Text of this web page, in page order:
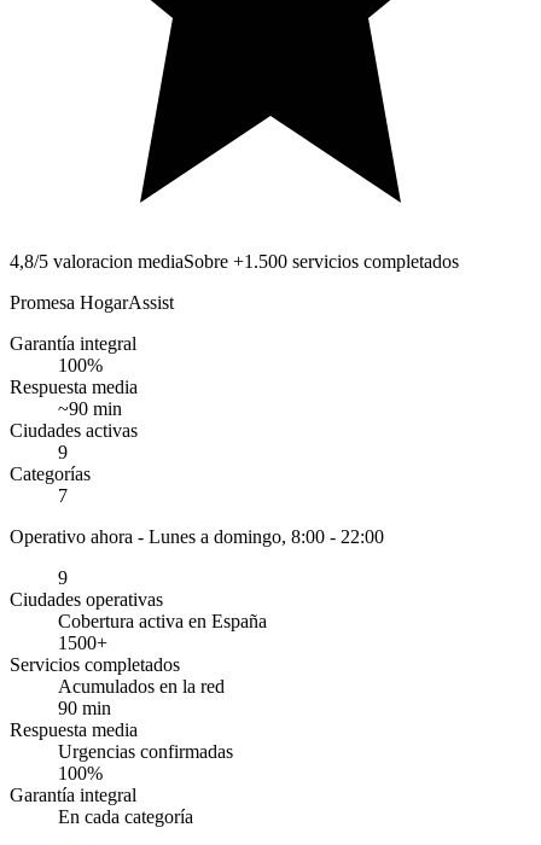
4,8/5 valoracion mediaSobre +1.500 servicios completados
Promesa HogarAssist
Garantía integral
100%
Respuesta media
~90 min
Ciudades activas
9
Categorías
7
Operativo ahora - Lunes a domingo, 8:00 - 22:00
9
Ciudades operativas
Cobertura activa en España
1500+
Servicios completados
Acumulados en la red
90 min
Respuesta media
Urgencias confirmadas
100%
Garantía integral
En cada categoría